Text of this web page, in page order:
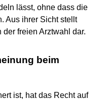
lässt, ohne dass die
Aus ihrer Sicht stellt
freien Arztwahl dar.
beim
ist, hat das Recht auf